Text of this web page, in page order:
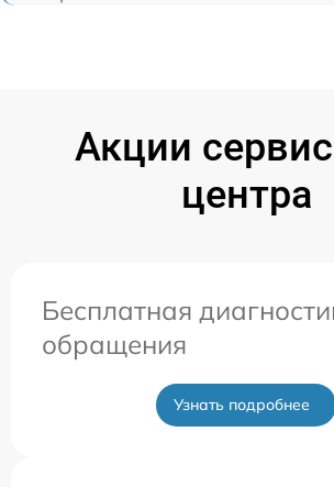
Акции
центра
Бесплатная
обращения
Узнать подробнее